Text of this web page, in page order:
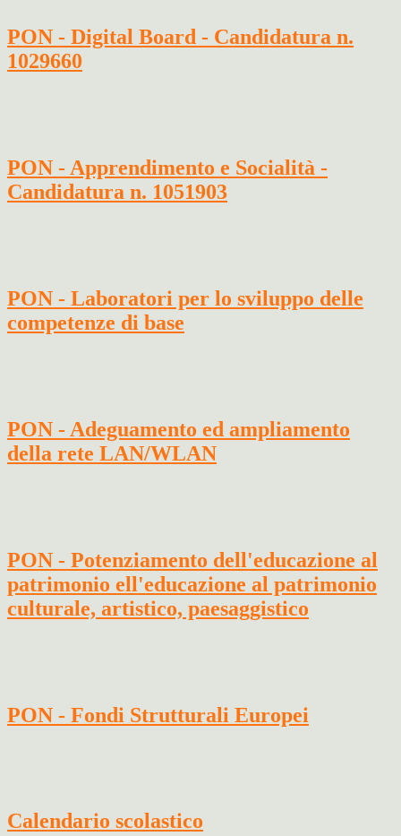
PON - Digital Board - Candidatura n.
1029660
PON - Apprendimento e Socialità -
Candidatura n. 1051903
PON - Laboratori per lo sviluppo delle
competenze di base
PON - Adeguamento ed ampliamento
della rete LAN/WLAN
PON - Potenziamento dell'educazione al
patrimonio ell'educazione al patrimonio
culturale, artistico, paesaggistico
PON - Fondi Strutturali Europei
Calendario scolastico